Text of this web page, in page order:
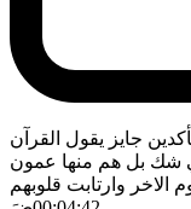
جايز يقول القرآن
شك بل هم منها عمون
الاخر وارتابت قلوبهم